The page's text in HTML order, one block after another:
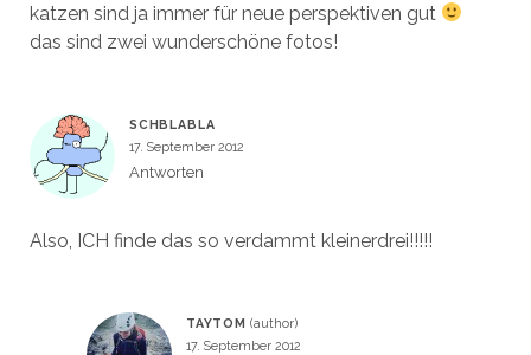
katzen sind ja immer für neue perspektiven gut
das sind zwei wunderschöne fotos!
SCHBLABLA
17. September 2012
Antworten
Also, ICH finde das so verdammt kleinerdrei!!!!!
TAYTOM
17. September 2012